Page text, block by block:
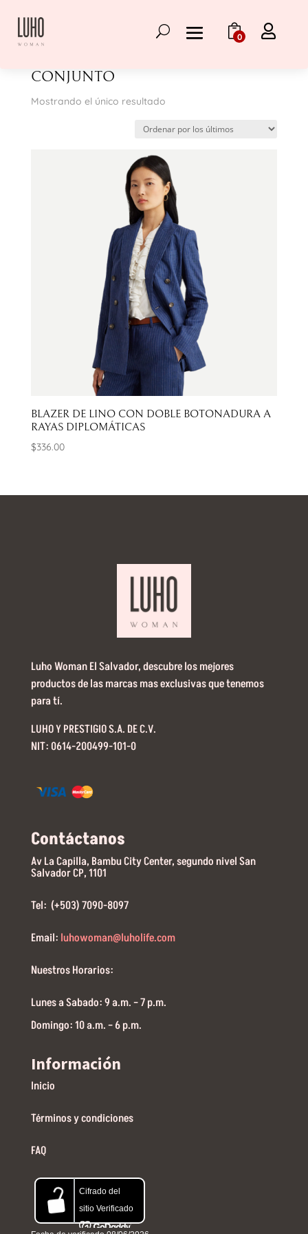
0 
Inicio
CONJUNTO
Mostrando el único resultado
BLAZER DE LINO CON DOBLE BOTONADURA A
RAYAS DIPLOMÁTICAS
$336.00
Luho Woman El Salvador, descubre los mejores
productos de las marcas mas exclusivas que tenemos
para tí.
LUHO Y PRESTIGIO S.A. DE C.V.
NIT: 0614-200499-101-0
Contáctanos
Av La Capilla, Bambu City Center, segundo nivel San
Salvador CP, 1101
Tel: (+503) 7090-8097
Email: luhowoman@luholife.com
Nuestros Horarios:
Lunes a Sabado: 9 a.m. – 7 p.m.
Domingo: 10 a.m. – 6 p.m.
Información
Inicio
Términos y condiciones
FAQ